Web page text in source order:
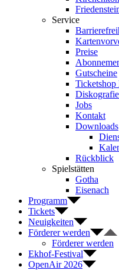
Service
Preise
Gutscheine
Jobs
Kontakt
Downloads
Rückblick
Spielstätten
Gotha
Eisenach
Programm
Tickets
Neuigkeiten
Förderer werden
Förderer werden
Ekhof-Festival
OpenAir 2026